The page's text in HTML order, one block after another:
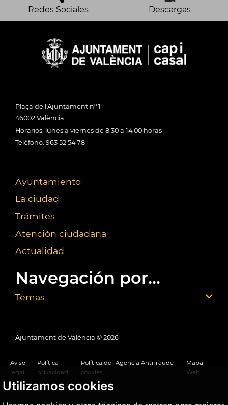
Utilizamos cookies
Redes Sociales Descargas
Plaça de l'Ajuntament nº 1
46002 València
Horarios: lunes a viernes de 8:30 a 14:00 horas
Teléfono: 963 52 54 78
Ayuntamiento
La ciudad
Trámites
Atención ciudadana
Actualidad
Navegación por...
Temas
Ajuntament de València © 2026
Aviso
legal
Política
privacidad
Política de
cookies
Agencia Antifraude
Mapa
Web